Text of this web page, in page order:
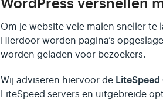
WordPress versnellen
Om je website vele malen sneller
Hierdoor worden pagina’s
worden geladen voor bezoekers.
Wij adviseren hiervoor de LiteSpeed
LiteSpeed servers en uitgebreide